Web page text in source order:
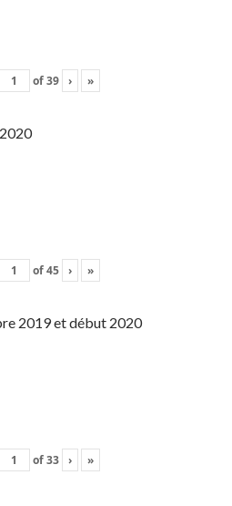
of39 › »
of45 › »
2019 et début 2020
of33 › »